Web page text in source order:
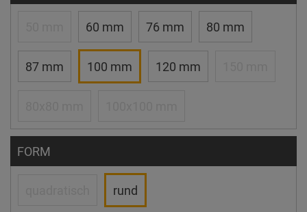
60 mm 76 mm 80 mm
87 mm 100 mm 120 mm
FORM
rund